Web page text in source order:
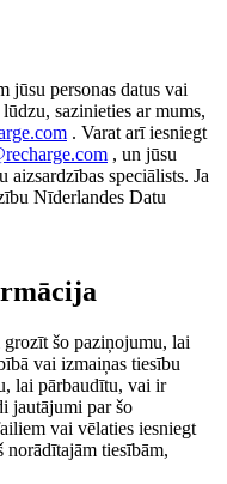
jūsu personas datus vai
sazinieties ar mums,
. Varat arī iesniegt
, un jūsu
aizsardzības speciālists. Ja
Nīderlandes Datu
šo paziņojumu, lai
vai izmaiņas tiesību
lai pārbaudītu, vai ir
jautājumi par šo
vai vēlaties iesniegt
tiesībām,